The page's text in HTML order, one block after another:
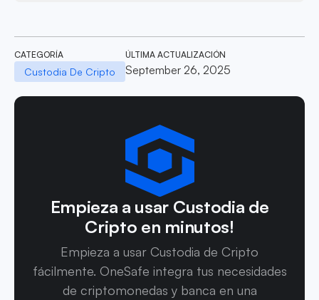
CATEGORÍA
Custodia De Cripto
ÚLTIMA ACTUALIZACIÓN
September 26, 2025
Empieza a usar Custodia de
Cripto en minutos!
Empieza a usar Custodia de Cripto
fácilmente. OneSafe integra tus necesidades
de criptomonedas y banca en una